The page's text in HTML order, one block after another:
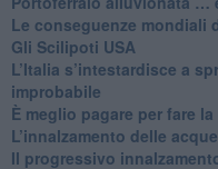
Le conseguenze mondiali
​Gli Scilipoti USA
L’Italia s’intestardisce a
improbabile
È meglio pagare per fare
​L’innalzamento delle
​Il progressivo